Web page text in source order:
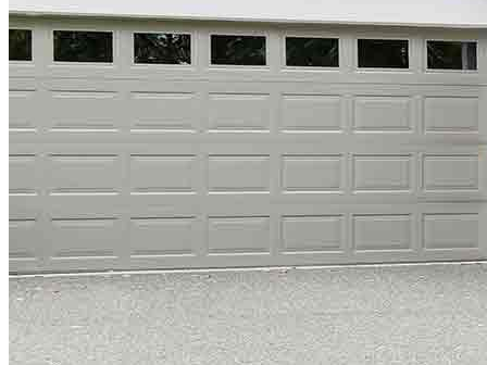
Guía para la compra de una vivienda
Tasas de interés hipotecario
Aprobación previa de hipoteca
Compradores de vivienda por primera vez
Préstamos para la compra de una vivienda
Guía para la refinanciación
Refinanciar tasas hipotecarias
Refinanciar préstamos hipotecarios
Préstamos
Préstamos para la compra de una vivienda
Refinanciar préstamos hipotecarios
Préstamos hipotecarios sobre el valor acumulado de la